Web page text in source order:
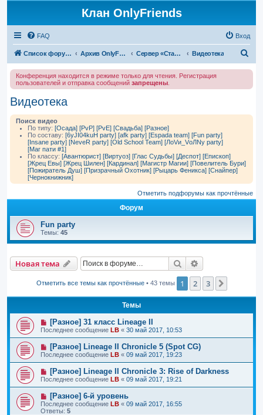
Клан OnlyFriends
FAQ Вход
Список форумов Архив OnlyFriends Сервер «Сталинград» Видеотека
Конференция находится в режиме только для чтения. Регистрация
пользователей и отправка сообщений запрещены
Видеотека
Поиск видео
По типу: [Осада] [PvP] [PvE] [Свадьба] [Разное]
По составу: [6yJI04kuH party] [afk party] [Espada team] [Fun party]
[Insane party] [NeveR party] [Old School Team] [ЛоVи_VоЛNу party]
[Маг пати #1]
По классу: [Авантюрист] [Виртуоз] [Глас Судьбы] [Деспот] [Епископ]
[Жрец Евы] [Жрец Шилен] [Кардинал] [Магистр Магии] [Повелитель Бури]
[Пожиратель Душ] [Призрачный Охотник] [Рыцарь Феникса] [Снайпер]
[Чернокнижник]
Отметить подфорумы как прочтённые
Форум
Fun party
Темы: 45
Новая тема Поиск
Отметить все темы как прочтённые• 43 темы 1 2 3
Темы
[Разное] 31 класс Lineage II
Последнее сообщение LB « 30 май 2017, 10:53
[Разное] Lineage II Chronicle 5 (Spot CG)
Последнее сообщение LB « 09 май 2017, 19:23
[Разное] Lineage II Chronicle 3: Rise of Darkness
Последнее сообщение LB « 09 май 2017, 19:21
[Разное] 6-й уровень
Последнее сообщение LB « 09 май 2017, 16:55
Ответы: 5